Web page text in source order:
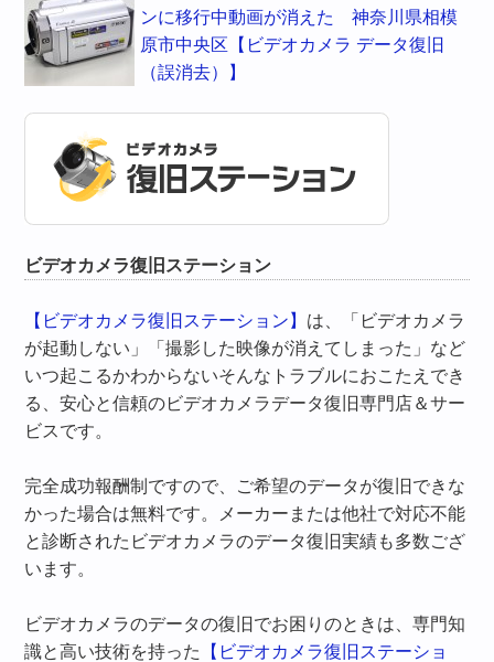
ンに移行中動画が消えた 神奈川県相模
原市中央区【ビデオカメラ データ復旧
（誤消去）】
ビデオカメラ復旧ステーション
【ビデオカメラ復旧ステーション】 は、「ビデオカメラ
が起動しない」「撮影した映像が消えてしまった」など
いつ起こるかわからないそんなトラブルにおこたえでき
る、安心と信頼のビデオカメラデータ復旧専門店＆サー
ビスです。
完全成功報酬制ですので、ご希望のデータが復旧できな
かった場合は無料です。メーカーまたは他社で対応不能
と診断されたビデオカメラのデータ復旧実績も多数ござ
います。
ビデオカメラのデータの復旧でお困りのときは、専門知
識と高い技術を持った
【ビデオカメラ復旧ステーショ